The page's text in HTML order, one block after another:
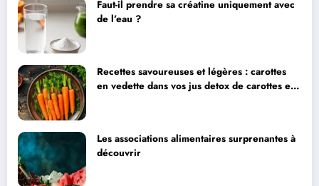
Faut-il prendre sa créatine uniquement avec
de l’eau ?
Recettes savoureuses et légères : carottes
en vedette dans vos jus detox de carottes et
Les associations alimentaires surprenantes à
découvrir